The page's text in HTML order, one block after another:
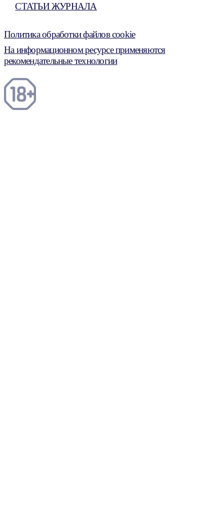
СТАТЬИ ЖУРНАЛА
Политика обработки файлов cookie
На информационном ресурсе применяются
рекомендательные технологии